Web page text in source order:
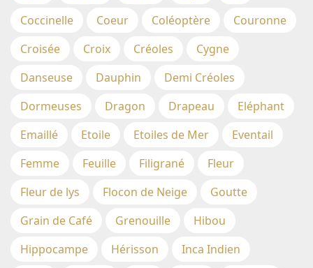
Coccinelle
Coeur Coléoptère
Couronne
Croisée
Croix Créoles
Cygne
Danseuse
Dauphin
Demi Créoles
Dormeuses
Dragon Drapeau
Eléphant
Emaillé
Etoile Etoiles de Mer
Eventail
Femme
Feuille Filigrané
Fleur
Fleur de lys
Flocon de Neige
Goutte
Grain de Café
Grenouille
Hibou
Hippocampe
Hérisson
Inca Indien